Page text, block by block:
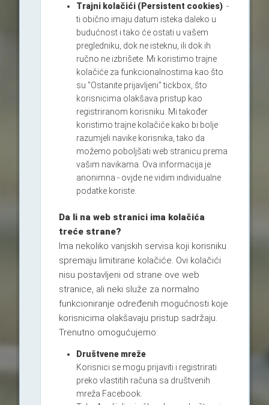
Trajni kolačići (Persistent cookies) -
ti obično imaju datum isteka daleko u
budućnost i tako će ostati u vašem
pregledniku, dok ne isteknu, ili dok ih
ručno ne izbrišete. Mi koristimo trajne
kolačiće za funkcionalnostima kao što
su "Ostanite prijavljeni" tickbox, što
korisnicima olakšava pristup kao
registriranom korisniku. Mi također
koristimo trajne kolačiće kako bi bolje
razumjeli navike korisnika, tako da
možemo poboljšati web stranicu prema
vašim navikama. Ova informacija je
anonimna - ovjde ne vidim individualne
podatke koriste.
Da li na web stranici ima kolačića
treće strane?
Ima nekoliko vanjskih servisa koji korisniku
spremaju limitirane kolačiće. Ovi kolačići
nisu postavljeni od strane ove web
stranice, ali neki služe za normalno
funkcioniranje određenih mogućnosti koje
korisnicima olakšavaju pristup sadržaju.
Trenutno omogućujemo:
Društvene mreže
Korisnici se mogu prijaviti i registrirati
preko vlastitih računa sa društvenih
mreža Facebook.